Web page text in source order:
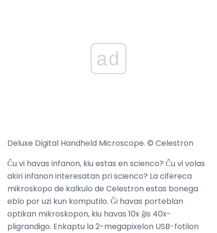
ad
Deluxe Digital Handheld Microscope. © Celestron
Ĉu vi havas infanon, kiu estas en scienco? Ĉu vi volas
akiri infanon interesatan pri scienco? La cifereca
mikroskopo de kalkulo de Celestron estas bonega
eblo por uzi kun komputilo. Ĝi havas porteblan
optikan mikroskopon, kiu havas 10x ĝis 40x-
pligrandigo. Enkaptu la 2-megapixelon USB-fotilon